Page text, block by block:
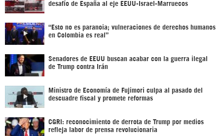
desafío de España al eje EEUU-Israel-Marruecos
“Esto no es paranoia; vulneraciones de derechos humanos
en Colombia es real”
Senadores de EEUU buscan acabar con la guerra ilegal
de Trump contra Irán
Ministro de Economía de Fujimori culpa al pasado del
descuadre fiscal y promete reformas
CGRI: reconocimiento de derrota de Trump por medios
refleja labor de prensa revolucionaria